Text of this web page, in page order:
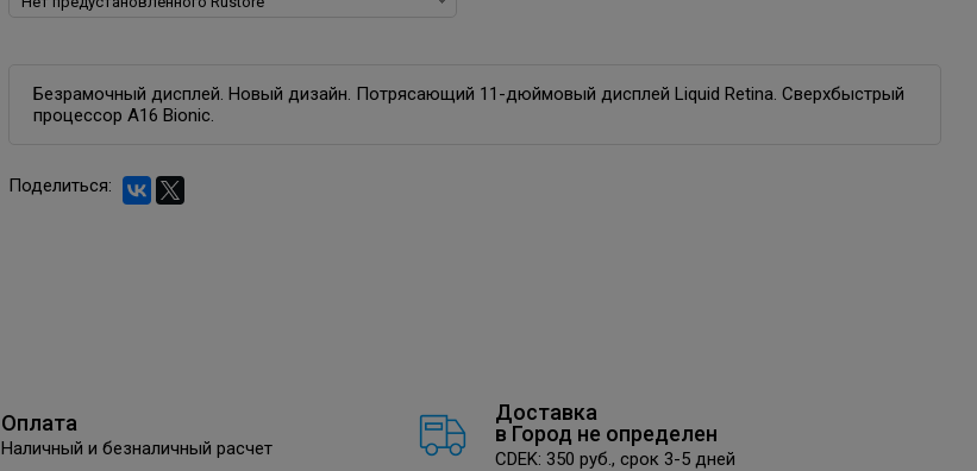
Безрамочный дисплей. Новый дизайн. Потрясающий 11-дюймовый дисплей Liquid Retina. Сверхбыстрый
процессор A16 Bionic.
Поделиться:
Оплата
Наличный и безналичный расчет
Доставка
в Город не определен
CDEK: 350 руб., срок 3-5 дней